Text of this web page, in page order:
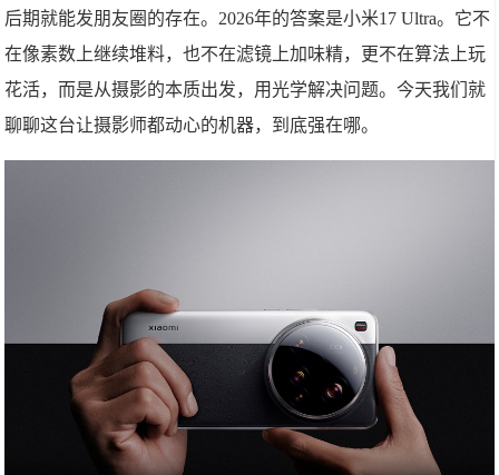
后期就能发朋友圈的存在。2026年的答案是小米17 Ultra。它不
在像素数上继续堆料，也不在滤镜上加味精，更不在算法上玩
花活，而是从摄影的本质出发，用光学解决问题。今天我们就
聊聊这台让摄影师都动心的机器，到底强在哪。